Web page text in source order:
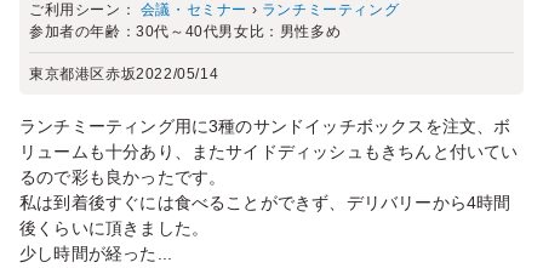
ご利用シーン： 会議・セミナー › ランチミーティング
参加者の年齢：30代～40代男女比： 男性多め
東京都港区赤坂2022/05/14
ランチミーティング用に3種のサンドイッチボックスを注文、ボ
リュームも十分あり、またサイドディッシュもきちんと付いてい
るので彩も良かったです。
私は到着後すぐには食べることができず、デリバリーから4時間
後くらいに頂きました。
少し時間が経った...